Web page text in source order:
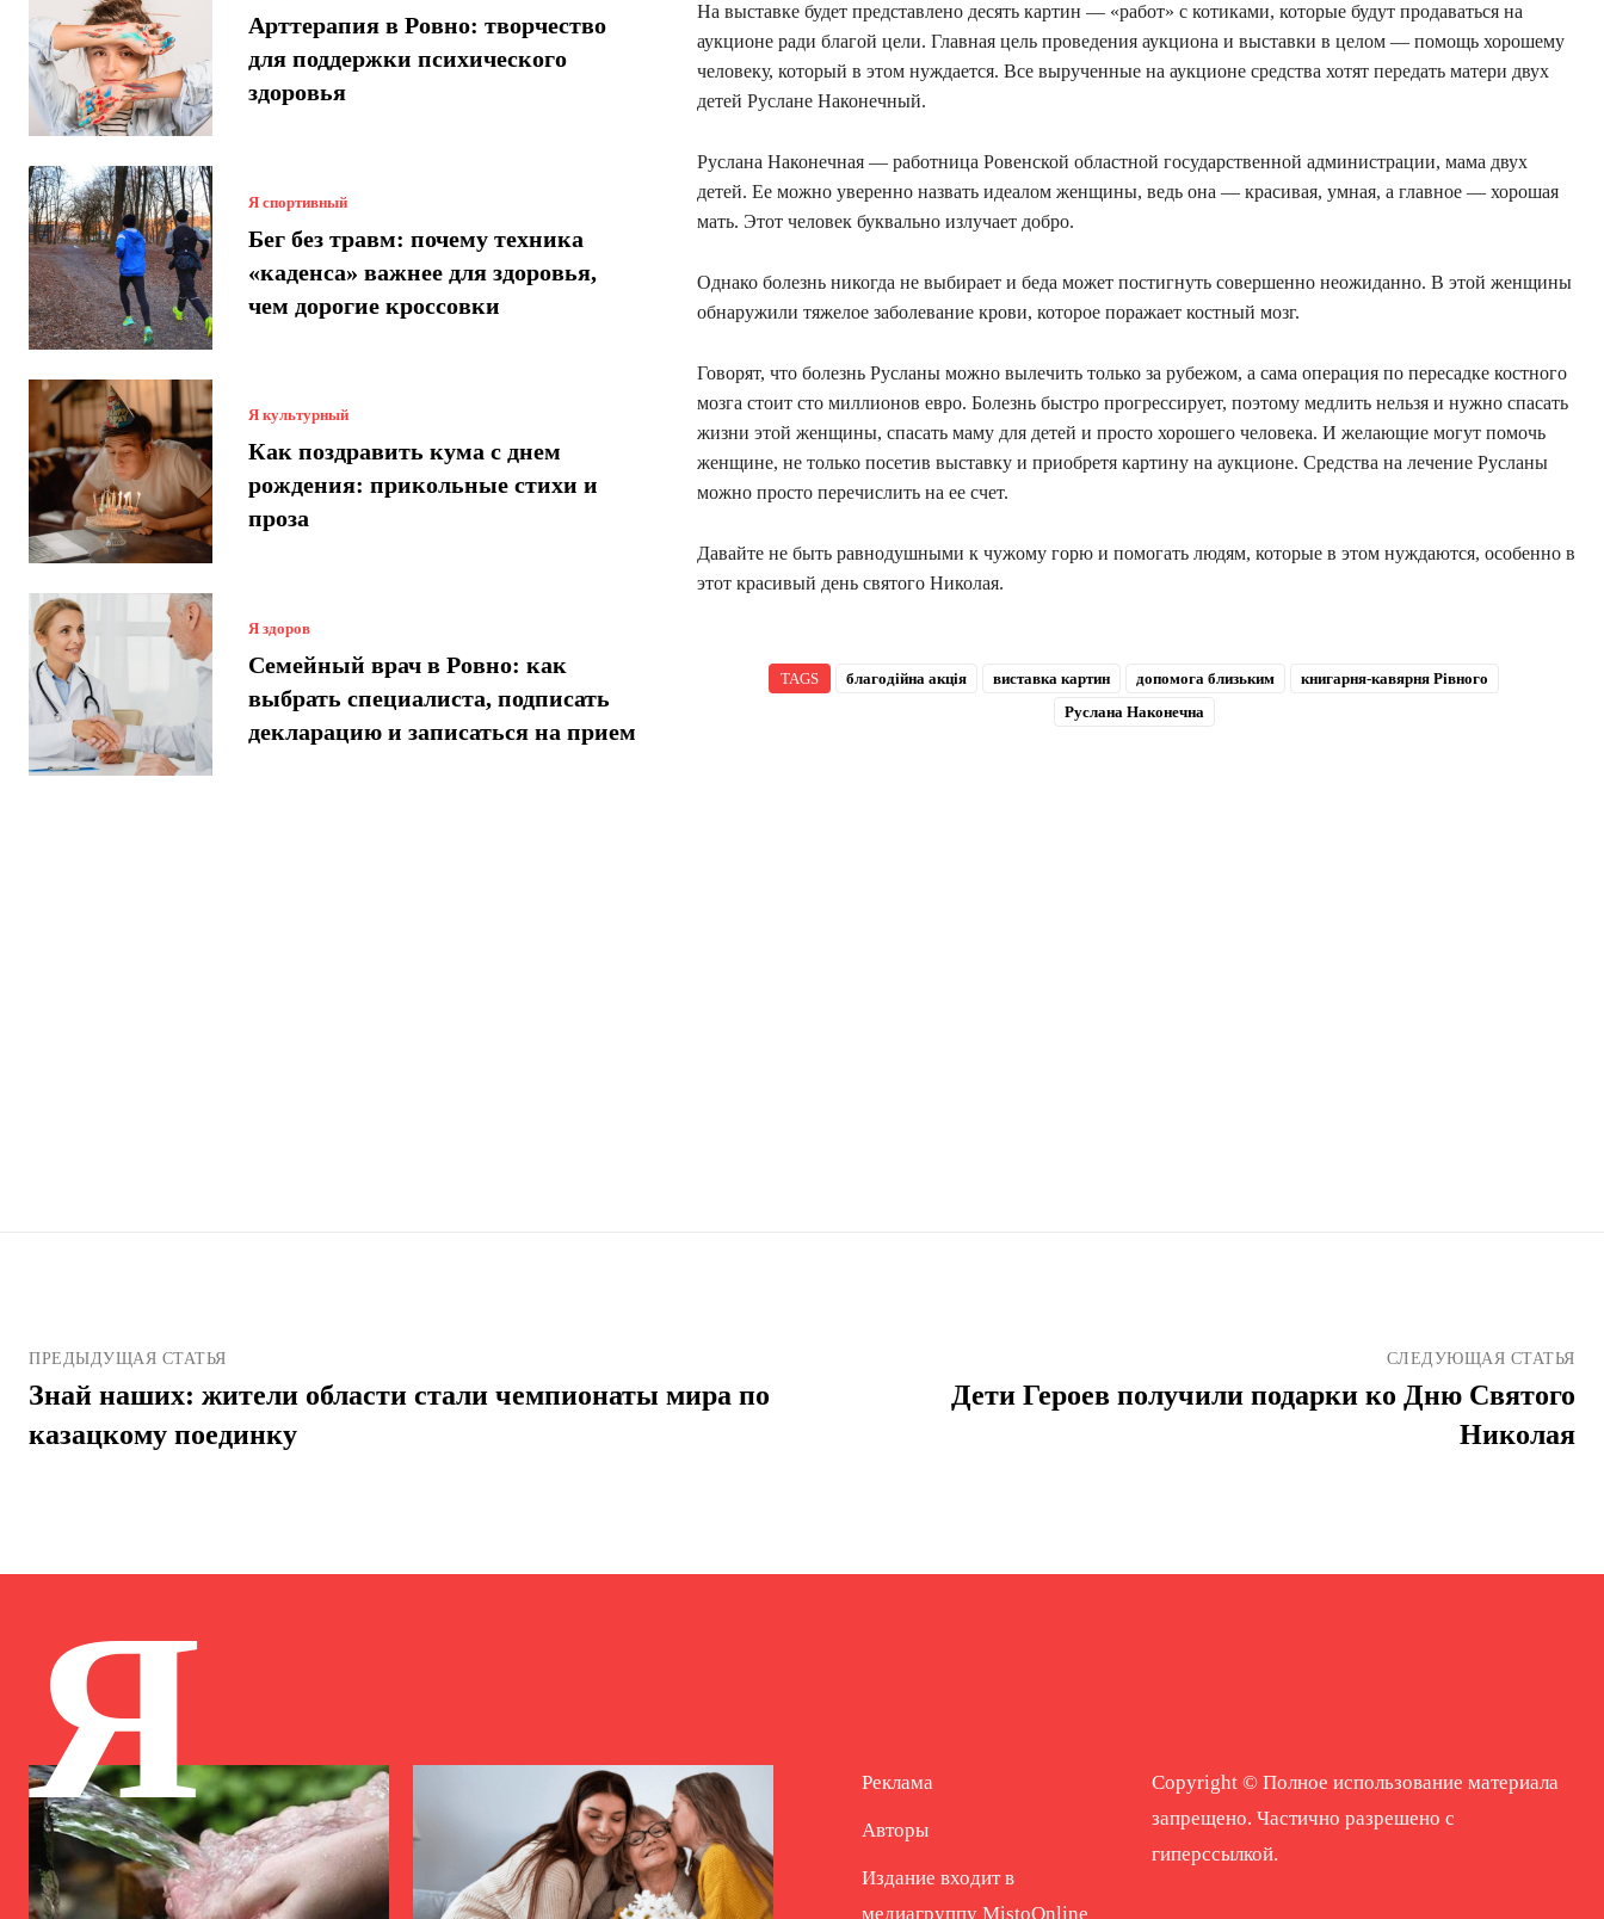
Арттерапия в Ровно: творчество
для поддержки психического
здоровья
Я спортивный
Бег без травм: почему техника
«каденса» важнее для здоровья,
чем дорогие кроссовки
Я культурный
Как поздравить кума с днем ​​
рождения: прикольные стихи и
проза
Я здоров
Семейный врач в Ровно: как
выбрать специалиста, подписать
декларацию и записаться на прием
На выставке будет представлено десять картин — «работ» с котиками, которые будут продаваться на
аукционе ради благой цели. Главная цель проведения аукциона и выставки в целом — помощь хорошему
человеку, который в этом нуждается. Все вырученные на аукционе средства хотят передать матери двух
детей Руслане Наконечный.
Руслана Наконечная — работница Ровенской областной государственной администрации, мама двух
детей. Ее можно уверенно назвать идеалом женщины, ведь она — красивая, умная, а главное — хорошая
мать. Этот человек буквально излучает добро.
Однако болезнь никогда не выбирает и беда может постигнуть совершенно неожиданно. В этой женщины
обнаружили тяжелое заболевание крови, которое поражает костный мозг.
Говорят, что болезнь Русланы можно вылечить только за рубежом, а сама операция по пересадке костного
мозга стоит сто миллионов евро. Болезнь быстро прогрессирует, поэтому медлить нельзя и нужно спасать
жизни этой женщины, спасать маму для детей и просто хорошего человека. И желающие могут помочь
женщине, не только посетив выставку и приобретя картину на аукционе. Средства на лечение Русланы
можно просто перечислить на ее счет.
Давайте не быть равнодушными к чужому горю и помогать людям, которые в этом нуждаются, особенно в
этот красивый день святого Николая.
TAGS благодійна акція виставка картин допомога близьким
книгарня-кавярня Рівного
Руслана Наконечна
ПРЕДЫДУЩАЯ СТАТЬЯ
Знай наших: жители области стали чемпионаты мира по
казацкому поединку
СЛЕДУЮЩАЯ СТАТЬЯ
Дети Героев получили подарки ко Дню Святого
Николая
Я Реклама
Авторы
Издание входит в
медиагруппу MistoOnline
Copyright © Полное использование материала
запрещено. Частично разрешено с
гиперссылкой.